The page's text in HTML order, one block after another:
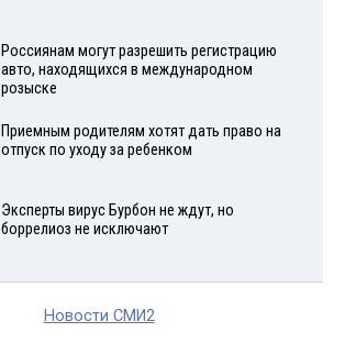
Россиянам могут разрешить регистрацию
авто, находящихся в международном
розыске
Приемным родителям хотят дать право на
отпуск по уходу за ребенком
Эксперты вирус Бурбон не ждут, но
боррелиоз не исключают
Новости СМИ2